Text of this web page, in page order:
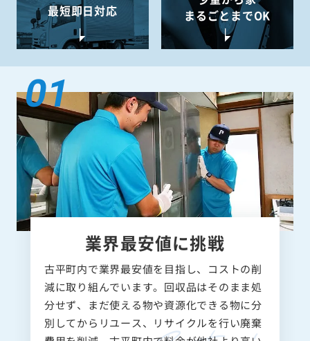
最短即日対応
少量から家
まるごとまでOK
業界最安値に挑戦
古平町内で業界最安値を目指し、コストの削
減に取り組んでいます。回収品はそのまま処
分せず、まだ使える物や資源化できる物に分
別してからリユース、リサイクルを行い廃棄